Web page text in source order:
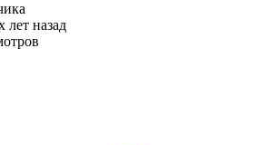
лет назад